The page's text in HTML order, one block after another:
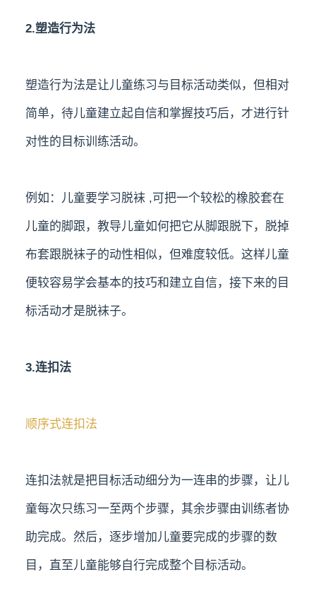
2.塑造行为法
塑造行为法是让儿童练习与目标活动类似，但相对
简单，待儿童建立起自信和掌握技巧后，才进行针
对性的目标训练活动。
例如：儿童要学习脱袜 ,可把一个较松的橡胶套在
儿童的脚跟，教导儿童如何把它从脚跟脱下，脱掉
布套跟脱袜子的动性相似，但难度较低。这样儿童
便较容易学会基本的技巧和建立自信，接下来的目
标活动才是脱袜子。
3.连扣法
顺序式连扣法
连扣法就是把目标活动细分为一连串的步骤，让儿
童每次只练习一至两个步骤，其余步骤由训练者协
助完成。然后，逐步增加儿童要完成的步骤的数
目，直至儿童能够自行完成整个目标活动。